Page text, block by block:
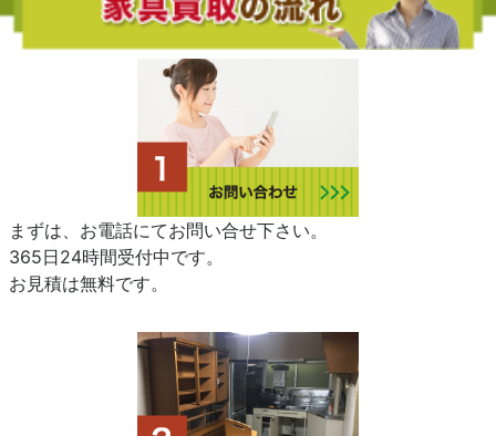
まずは、お電話にてお問い合せ下さい。
365日24時間受付中です。
お見積は無料です。